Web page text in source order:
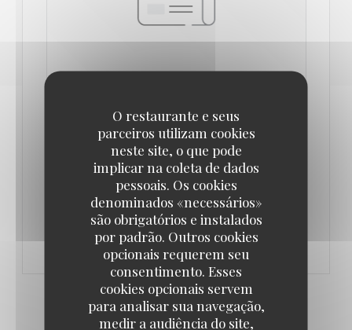
O restaurante e seus
parceiros utilizam cookies
neste site, o que pode
implicar na coleta de dados
pessoais. Os cookies
denominados «necessários»
são obrigatórios e instalados
por padrão. Outros cookies
opcionais requerem seu
consentimento. Esses
cookies opcionais servem
para analisar sua navegação,
medir a audiência do site,
EMMANUEL RUBIN
VER O ARTIGO DA
IMPRENSA((ABRE NUMA NOVA JANELA))